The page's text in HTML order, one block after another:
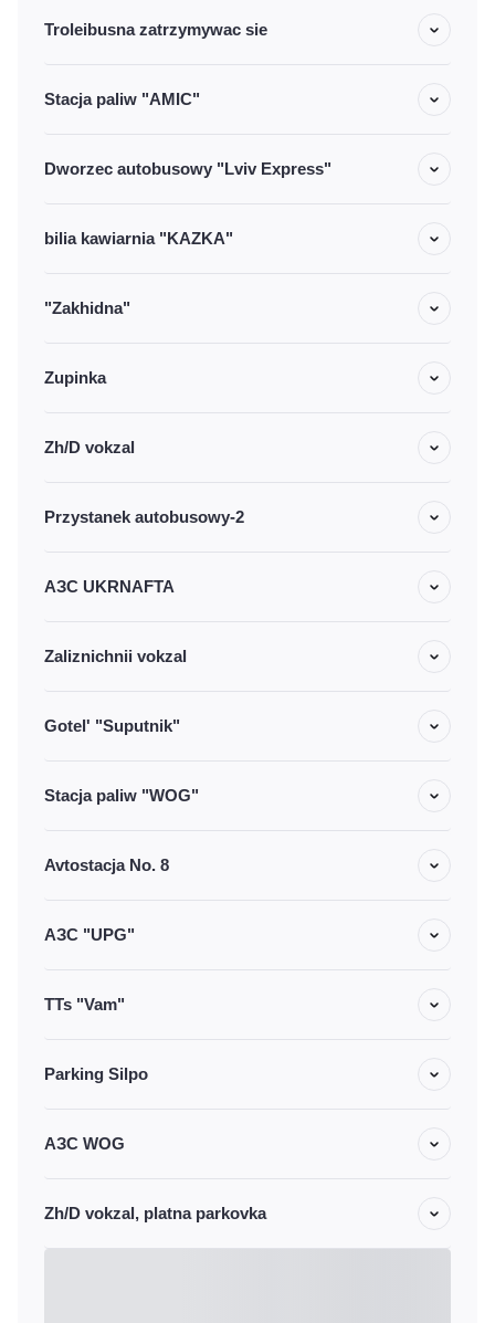
Troleibusna zatrzymywac sie
Stacja paliw "AMIC"
Dworzec autobusowy "Lviv Express"
bilia kawiarnia "KAZKA"
"Zakhidna"
Zupinka
Zh/D vokzal
Przystanek autobusowy-2
АЗС UKRNAFTA
Zaliznichnii vokzal
Gotel' "Suputnik"
Stacja paliw "WOG"
Avtostacja No. 8
АЗС "UPG"
TTs "Vam"
Parking Silpo
АЗС WOG
Zh/D vokzal, platna parkovka